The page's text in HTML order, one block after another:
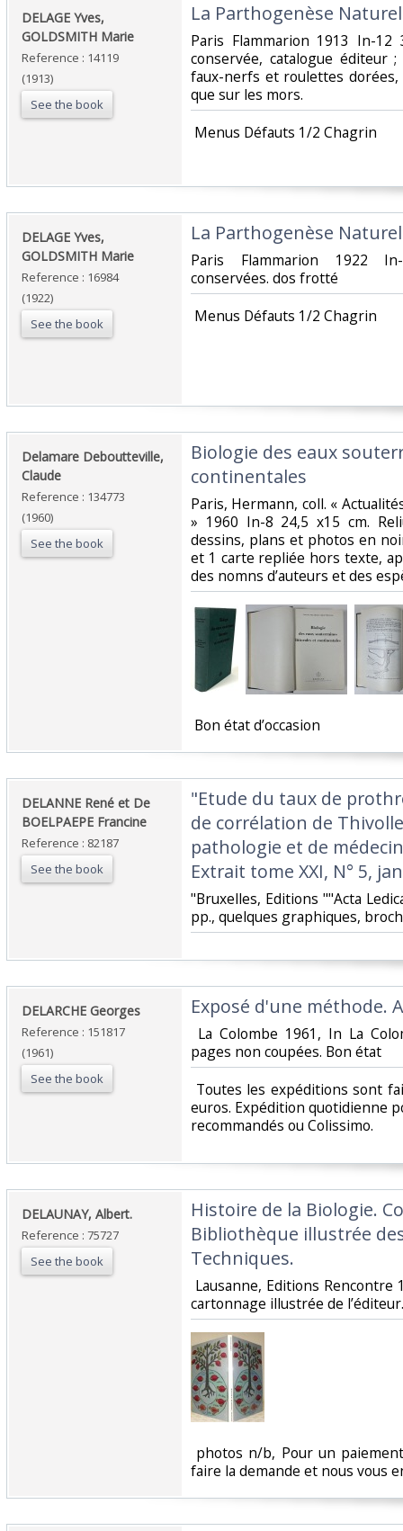
‎DELAGE Yves,
GOLDSMITH Marie‎
Reference : 14119
(1913)
See the book
‎La Parthogenèse
‎Paris Flammarion 1913 In-
conservée, catalogue éditeur
faux-nerfs et roulettes
que sur les mors.‎
‎ Menus Défauts 1/2 Chagrin‎
‎DELAGE Yves,
GOLDSMITH Marie‎
Reference : 16984
(1922)
See the book
‎La Parthogenèse
‎Paris Flammarion 1922
conservées. dos frotté‎
‎ Menus Défauts 1/2 Chagrin‎
‎Delamare Deboutteville,
Claude‎
Reference : 134773
(1960)
See the book
‎Biologie des eaux
continentales‎
‎Paris, Hermann, coll. «
» 1960 In-8 24,5 x15 cm.
dessins, plans et photos en
et 1 carte repliée hors texte,
des nomns d’auteurs et des
‎ Bon état d’occasion ‎
‎DELANNE René et De
BOELPAEPE Francine‎
Reference : 82187
See the book
‎"Etude du taux de
de corrélation de
pathologie et de
Extrait tome XXI, N° 5,
‎"Bruxelles, Editions ""Acta
pp., quelques graphiques,
‎DELARCHE Georges‎
Reference : 151817
(1961)
See the book
‎Exposé d'une méthode.
La Colombe 1961, In La
pages non coupées. Bon état‎
Toutes les expéditions sont
euros. Expédition quotidienne
recommandés ou Colissimo. ‎
‎DELAUNAY, Albert.‎
Reference : 75727
See the book
‎Histoire de la Biologie.
Bibliothèque illustrée
Techniques.‎
Lausanne, Editions
cartonnage illustrée de
photos n/b, Pour un
faire la demande et nous vous